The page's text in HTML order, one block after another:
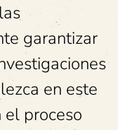
garantizar
en este
el proceso